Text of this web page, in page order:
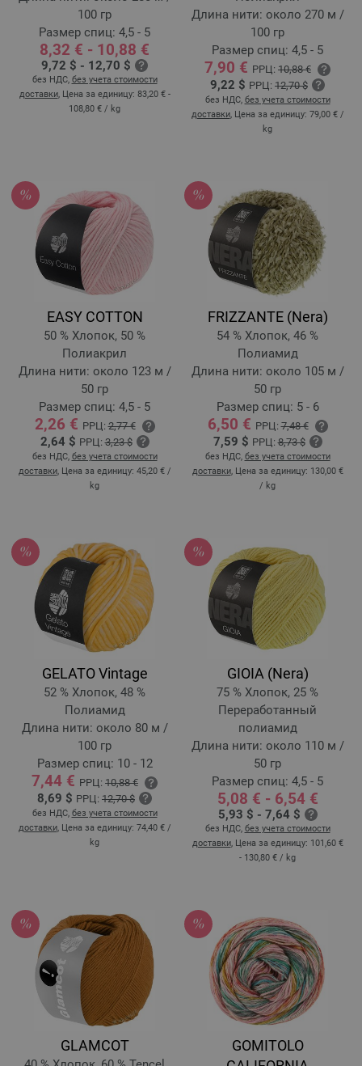
100 гр
Размер спиц: 4,5 - 5
8,32 € - 10,88 €
9,72 $ - 12,70 $
без НДС, без учета стоимости
доставки, Цена за единицу: 83,20 € -
108,80 € / kg
Длина нити: около 270 м /
100 гр
Размер спиц: 4,5 - 5
7,90 € РРЦ: 10,88 €
9,22 $ РРЦ: 12,70 $
без НДС, без учета стоимости
доставки, Цена за единицу: 79,00 € /
kg
EASY COTTON
50 % Хлопок, 50 %
Полиакрил
Длина нити: около 123 м /
50 гр
Размер спиц: 4,5 - 5
2,26 € РРЦ:2,77 €
2,64 $ РРЦ:3,23 $
без НДС, без учета стоимости
доставки, Цена за единицу: 45,20 € /
kg
FRIZZANTE (Nera)
54 % Хлопок, 46 %
Полиамид
Длина нити: около 105 м /
50 гр
Размер спиц: 5 - 6
6,50 € РРЦ:7,48 €
7,59 $ РРЦ:8,73 $
без НДС, без учета стоимости
доставки, Цена за единицу: 130,00 €
/ kg
GELATO Vintage
52 % Хлопок, 48 %
Полиамид
Длина нити: около 80 м /
100 гр
Размер спиц: 10 - 12
7,44 € РРЦ: 10,88 €
8,69 $ РРЦ: 12,70 $
без НДС, без учета стоимости
доставки, Цена за единицу: 74,40 € /
kg
GIOIA (Nera)
75 % Хлопок, 25 %
Переработанный
полиамид
Длина нити: около 110 м /
50 гр
Размер спиц: 4,5 - 5
5,08 € - 6,54 €
5,93 $ - 7,64 $
без НДС, без учета стоимости
доставки, Цена за единицу: 101,60 €
- 130,80 € / kg
GLAMCOT
GOMITOLO